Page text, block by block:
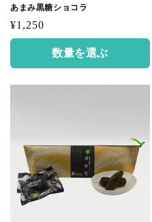
あまみ黒糖ショコラ
通
常
格
¥1,250
数量を選ぶ